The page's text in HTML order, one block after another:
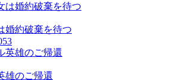
婚約破棄を待つ
雄のご帰還